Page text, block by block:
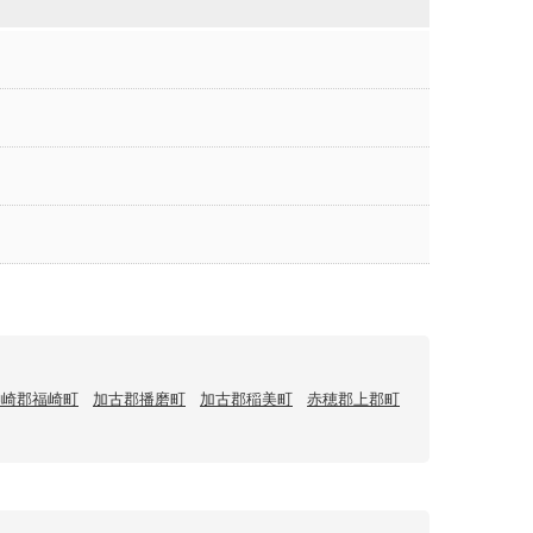
郡福崎町 加古郡播磨町 加古郡稲美町 赤穂郡上郡町